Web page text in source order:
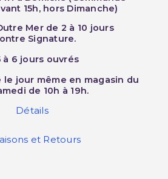
15h, hors Dimanche)
Mer de 2 à 10 jours
Signature.
à 6 jours ouvrés
le jour même en magasin du
de 10h à 19h.
Détails
et Retours